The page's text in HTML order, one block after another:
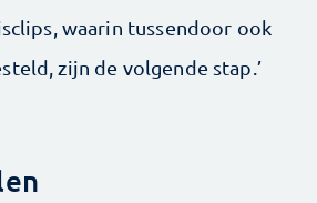
waarin tussendoor ook
zijn de volgende stap.’